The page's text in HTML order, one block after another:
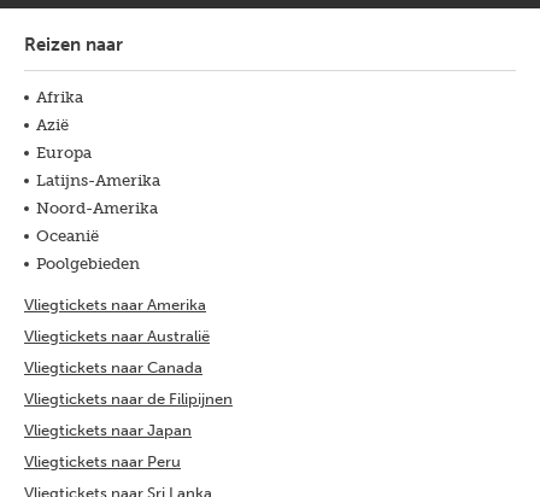
Reizen naar
Afrika
Azië
Europa
Latijns-Amerika
Noord-Amerika
Oceanië
Poolgebieden
Vliegtickets naar Amerika
Vliegtickets naar Australië
Vliegtickets naar Canada
Vliegtickets naar de Filipijnen
Vliegtickets naar Japan
Vliegtickets naar Peru
Vliegtickets naar Sri Lanka